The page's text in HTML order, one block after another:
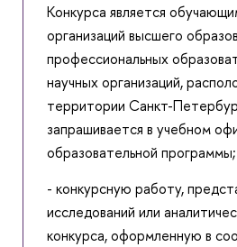
Конкурса является
организаций высшего
профессиональных
научных организаций,
территории Санкт-
запрашивается в учебном
образовательной программы;
- конкурсную работу,
исследований или
конкурса, оформленную в